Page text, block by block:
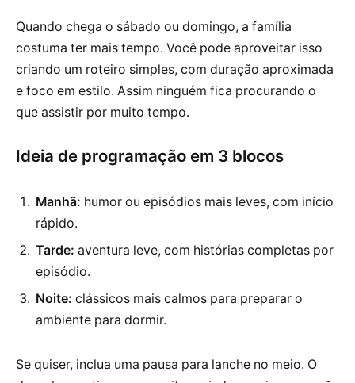
Quando chega o sábado ou domingo, a família
costuma ter mais tempo. Você pode aproveitar isso
criando um roteiro simples, com duração aproximada
e foco em estilo. Assim ninguém fica procurando o
que assistir por muito tempo.
Ideia de programação em 3 blocos
Manhã: humor ou episódios mais leves, com início
rápido.
Tarde: aventura leve, com histórias completas por
episódio.
Noite: clássicos mais calmos para preparar o
ambiente para dormir.
Se quiser, inclua uma pausa para lanche no meio. O